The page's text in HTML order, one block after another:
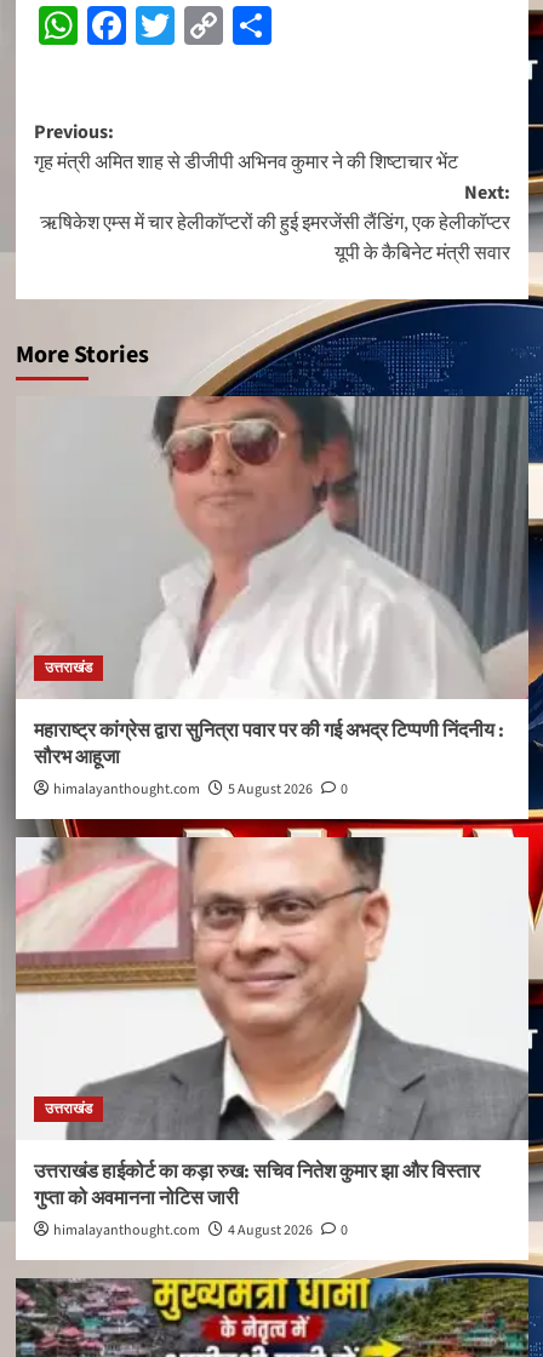
WhatsApp
Facebook
Twitter
CopyShare
Post
navigation
Previous:
गृह मंत्री अमित शाह से डीजीपी अभिनव कुमार ने की शिष्टाचार भेंट
Next:
ऋषिकेश एम्स में चार हेलीकॉप्टरों की हुई इमरजेंसी लैंडिंग, एक हेलीकॉप्टर
यूपी के कैबिनेट मंत्री सवार
More Stories
उत्तराखंड
महाराष्ट्र कांग्रेस द्वारा सुनित्रा पवार पर की गई अभद्र टिप्पणी निंदनीय :
सौरभ आहूजा
himalayanthought.com 5 August 2026 0
उत्तराखंड
उत्तराखंड हाईकोर्ट का कड़ा रुख: सचिव नितेश कुमार झा और विस्तार
गुप्ता को अवमानना नोटिस जारी
himalayanthought.com 4 August 2026 0